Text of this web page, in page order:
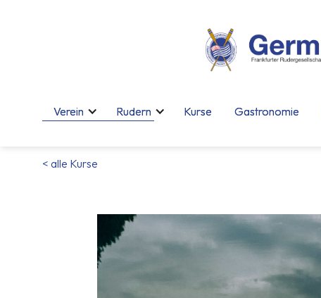
Verein
Verein Rudern
Rudern Kurse
Kurse Gastronomie
Gastronomie
< alle Kurse